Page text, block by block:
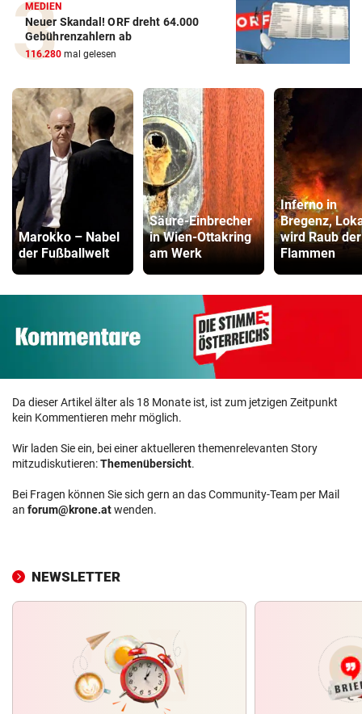
MEDIEN
Neuer Skandal! ORF dreht 64.000
Gebührenzahlern ab
116.280 mal gelesen
Marokko – Nabel
der Fußballwelt
Säure-Einbrecher
in Wien-Ottakring
am Werk
Inferno in
Bregenz,
wird Raub der
Flammen
Da dieser Artikel älter als 18 Monate ist, ist zum jetzigen Zeitpunkt
kein Kommentieren mehr möglich.
Wir laden Sie ein, bei einer aktuelleren themenrelevanten Story
mitzudiskutieren:Themenübersicht.
Bei Fragen können Sie sich gern an das Community-Team per Mail
an forum@krone.atwenden.
NEWSLETTER